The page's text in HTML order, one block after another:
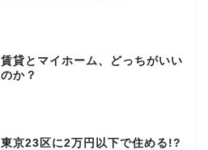
賃貸とマイホーム、どっちがいい
のか？
東京23区に2万円以下で住める!?